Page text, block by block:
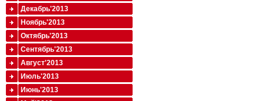
Декабрь'2013
Ноябрь'2013
Октябрь'2013
Сентябрь'2013
Август'2013
Июль'2013
Июнь'2013